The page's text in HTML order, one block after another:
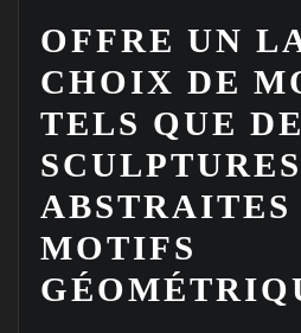
OFFRE UN
CHOIX DE
TELS QUE
SCULPTURES
ABSTRAITES
MOTIFS